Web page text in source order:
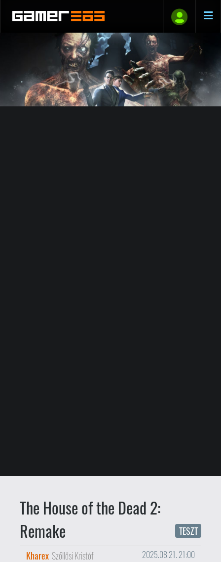
már a The House of the Dead
lövöldéi annak idején
csonkolható zombikkal,
többféleképp bejárható